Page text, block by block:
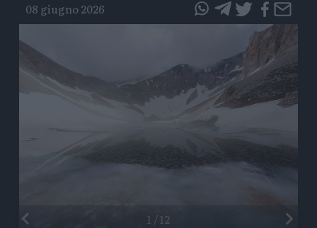
08 giugno 2026
questo
Whatsapp
questo
articolo
su
Telegram
1 /12